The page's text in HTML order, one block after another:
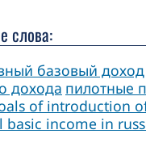
слова:
базовый доход
дохода пилотные
of introduction
basic income in